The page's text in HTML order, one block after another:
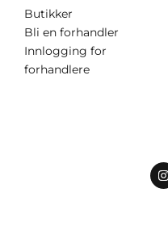
Butikker
Bli en forhandler
Innlogging for
forhandlere